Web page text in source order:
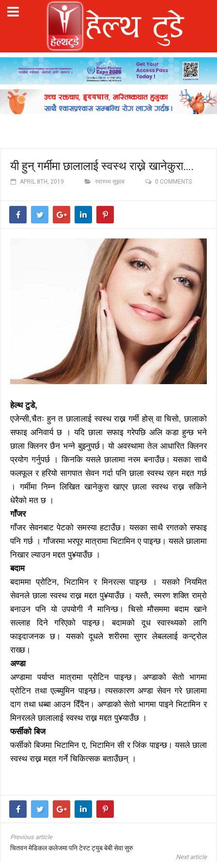
यी हुन् गर्मीमा छालालाई स्वस्थ राख्ने खानेकुरा….
APRIL 8TH, 2019 स्वास्थ्य सुझाब 0 COMMENTS
हेल्थ टुडे,
एजेन्सी,चैतः हुन त छालालाई स्वस्थ राख्न गर्मी होस् वा चिसो, छालाको
सफाइ अनिवार्य छ । यदि छाला सफाइ गरेपछि अलि कडा हुन्छ भने
छाला क्लिनर छैन भन्ने बुझ्नुपर्छ। यो अवस्थामा तेल आधारित क्लिनर
प्रयोग गर्नुपर्छ । किनकि यसले छालामा नरम बनाउँछ। यसका साथै
फलफूल र हरियो सागपात सेवन गर्दा पनि छाला स्वस्थ रहन मद्दत गर्छ
। गर्मीमा निम्न लिखित खानेकुरा खाएर छाला स्वस्थ राख्न सकिने
धेरैको मत छ ।
गाँजर
गाँजर सेवनबाट पेटको समस्या हटाउँछ। यसका साथै रगतको सफाइ
पनि गर्छ । गाँजरमा भरपूर मात्रामा भिटामिन ए पाइन्छ। यसले छालामा
निखार ल्याउन मद्दत पु¥याउँछ ।
बदाम
बदाममा प्रोटिन, भिटामिन र मिनरल्स पाइन्छ । यसको नियमित
सेवनले छाला स्वस्थ राख्न मद्दत पु¥याउँछ । यस्तै, स्मरण शक्ति राम्रो
बनाउन पनि यो उपयोगी नै मानिन्छ। चिसो मौसममा बदाम खाने
सल्लाह दिने गरिएको पाइन्छ। बदामको दूध स्वास्थ्यको लागि
फाइदाजनक छ। यसको दूधले शरीरमा सुगर लेबललाई कन्ट्रोल
राख्छ।
अण्डा
अण्डामा पर्याप्त मात्रामा प्रोटिन पाइन्छ। अण्डाको सेतो भागमा
प्रोटिन तथा एल्ब्युमिन पाइन्छ। त्यसकारण अण्डा सेवन गरे छालामा
दाग तथा धब्बा आउन दिँदैन। अण्डाको सेतो भागमा पाइने भिटामिन र
मिनरलले छालालाई स्वस्थ राख्न मद्दत पु¥याउँछ ।
फर्सीको बिज
फर्सीको बिजमा भिटामिन ए, भिटामिन सी र जिंक पाइन्छ। यसले छाला
स्वस्थ राख्न मद्दत गर्ने चिकित्सक बताउँछन् ।
Previous article
चितवन मेडिकल कलेजमा पनि टेस्ट ट्युब बेबी सेवा सुरु
Next article